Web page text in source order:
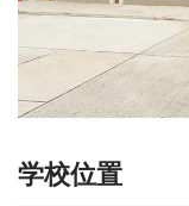
学校位置